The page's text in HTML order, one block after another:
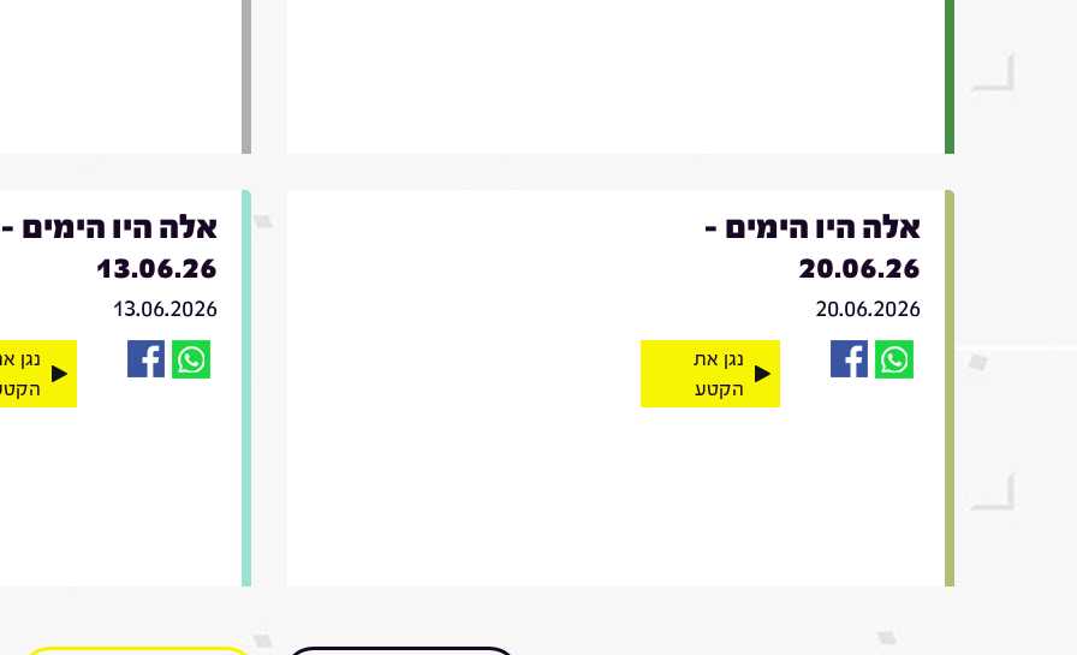
אלה היו הימים -
20.06.26
20.06.2026
נגן את
הקטע
אלה היו הימים -
13.06.26
13.06.2026
נגן